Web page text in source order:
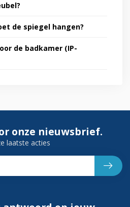
de spiegel hangen?
de badkamer (IP-
onze nieuwsbrief.
laatste acties